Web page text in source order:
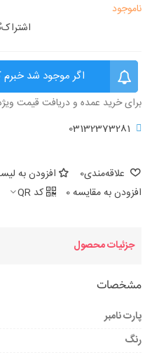
ناموجود
اگر موجود شد
برای خرید عمده و دریافت قیمت
03132373281
علاقه‌مندی0
افزودن به
افزودن به مقایسه0 کد QR
جزئیات محصول
مشخصات
پارت نامبر
رنگ